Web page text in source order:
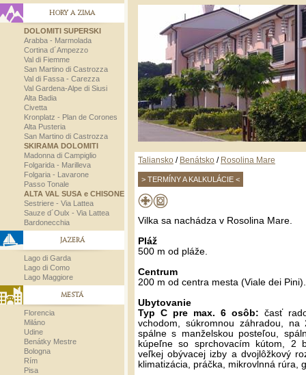
HORY A ZIMA
DOLOMITI SUPERSKI
Arabba - Marmolada
Cortina d´Ampezzo
Val di Fiemme
San Martino di Castrozza
Val di Fassa - Carezza
Val Gardena-Alpe di Siusi
Alta Badia
Civetta
Kronplatz - Plan de Corones
Alta Pusteria
San Martino di Castrozza
SKIRAMA DOLOMITI
Madonna di Campiglio
Folgarida - Marilleva
Folgaria - Lavarone
Passo Tonale
ALTA VAL SUSA e CHISONE
Sestriere - Via Lattea
Sauze d´Oulx - Via Lattea
Bardonecchia
JAZERÁ
Lago di Garda
Lago di Como
Lago Maggiore
MESTÁ
Florencia
Miláno
Udine
Benátky Mestre
Bologna
Rím
Pisa
Taliansko / Benátsko / Rosolina Mare
> TERMÍNY A KALKULÁCIE <
Vilka sa nachádza v Rosolina Mare.
Pláž
500 m od pláže.
Centrum
200 m od centra mesta (Viale dei Pini).
Ubytovanie
Typ C pre max. 6 osôb: časť
vchodom, súkromnou záhradou,
spálne s manželskou posteľou,
kúpeľne so sprchovacím kútom, 2
veľkej obývacej izby a dvojlôžkový
klimatizácia, práčka, mikrovlnná rúra,